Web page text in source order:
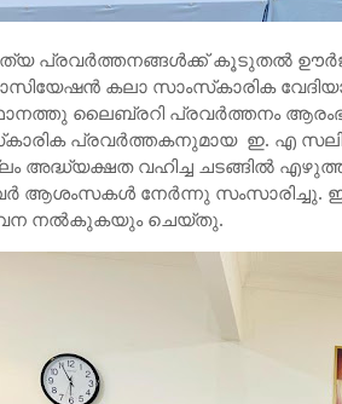
പ്രവര്‍ത്തനങ്ങള്‍ക്ക് കൂടുതല്‍
കലാ സാംസ്‌കാരിക
ലൈബ്രറി പ്രവർത്തനം
പ്രവർത്തകനുമായ ഇ. എ
അദ്ധ്യക്ഷത വഹിച്ച ചടങ്ങിൽ
ആശംസകള്‍ നേര്‍ന്നു സംസാരിച്ചു.
നൽകുകയും ചെയ്തു.